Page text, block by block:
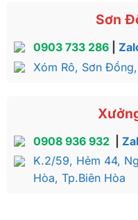
Sơn
0903 733 286|
Xóm Rô, Sơn
0908 936 932
K.2/59, Hẻm 44,
Hòa, Tp.Biên Hòa